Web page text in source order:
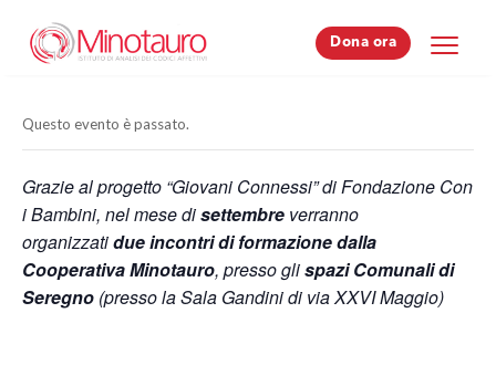
Dona ora
Dona ora
Questo evento è passato.
Grazie al progetto “Giovani Connessi” di Fondazione Con
i Bambini, nel mese disettembre verranno
organizzatidue incontri di formazione dalla
Cooperativa Minotauro, presso glispazi Comunali di
Seregno (presso la Sala Gandini di via XXVI Maggio)